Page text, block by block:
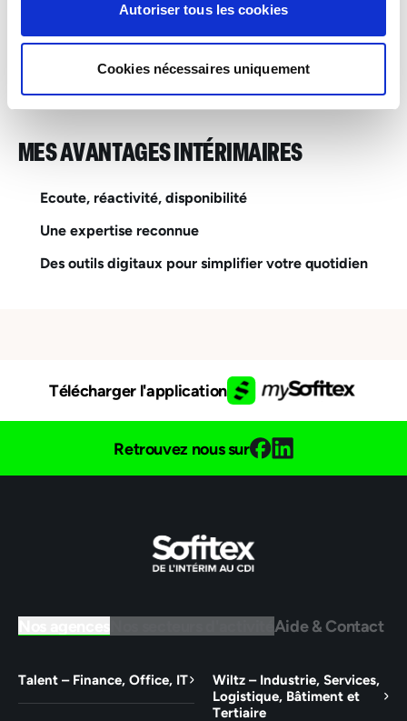
Autoriser tous les cookies
Cookies nécessaires uniquement
De 15.62 à 18.75 euros par heure
INTERIM
Esch-sur-Alzette – Industrie, Services & Logistique
MES AVANTAGES INTÉRIMAIRES
Ecoute, réactivité, disponibilité
Une expertise reconnue
Des outils digitaux pour simplifier votre quotidien
Télécharger l'application
Retrouvez nous sur
Aide & Contact
Talent – Finance, Office, IT
Wiltz – Industrie, Services,
Logistique, Bâtiment et
Tertiaire